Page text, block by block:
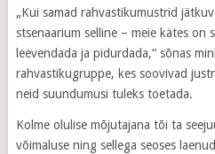
„Kui samad rahvastikumustrid
stsenaarium selline – meie kätes on
leevendada ja pidurdada,“ sõnas
rahvastikugruppe, kes soovivad
neid suundumusi tuleks toetada.
Kolme olulise mõjutajana tõi ta
võimaluse ning sellega seoses